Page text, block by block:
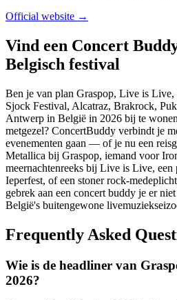
Official website →
Vind een Concert
Belgisch festival
Ben je van plan Graspop, Live is Live,
Sjock Festival, Alcatraz, Brakrock,
Antwerp in België in 2026 bij te
metgezel? ConcertBuddy verbindt je
evenementen gaan — of je nu een
Metallica bij Graspop, iemand voor
meernachtenreeks bij Live is Live,
Ieperfest, of een stoner rock-
gebrek aan een concert buddy je er
België's buitengewone
Frequently Asked
Wie is de headliner van
2026?